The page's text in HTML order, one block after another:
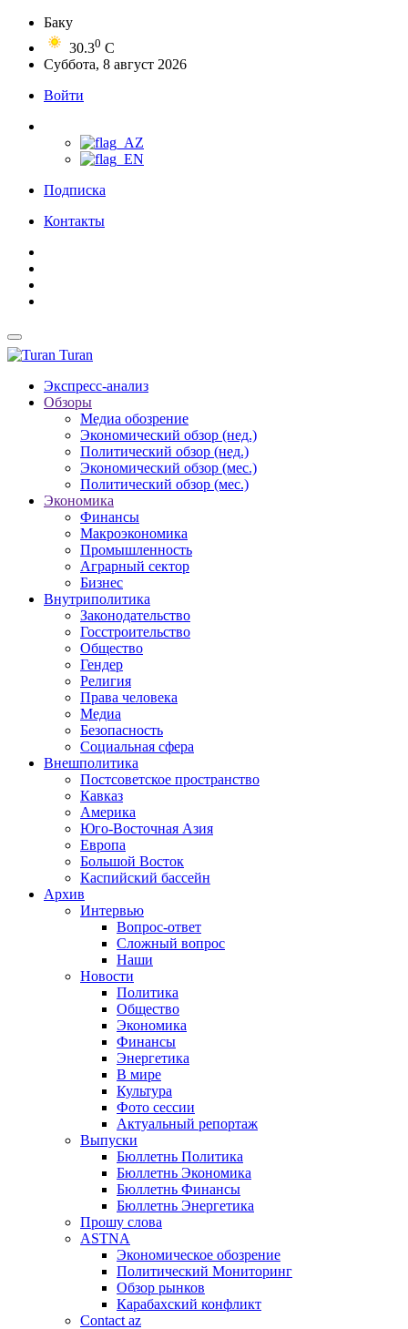
Баку
30.30 C
Суббота, 8 август 2026
Войти
Подписка
Контакты
Turan
Экспресс-анализ
Обзоры
Медиа обозрение
Экономический обзор (нед.)
Политический обзор (нед.)
Экономический обзор (мес.)
Политический обзор (мес.)
Экономика
Финансы
Макроэкономика
Промышленность
Аграрный сектор
Бизнес
Внутриполитика
Законодательство
Госстроительство
Общество
Гендер
Религия
Права человека
Медиа
Безопасность
Социальная сфера
Внешполитика
Постсоветское пространство
Кавказ
Америка
Юго-Восточная Азия
Европа
Большой Восток
Каспийский бассейн
Архив
Интервью
Вопрос-ответ
Сложный вопрос
Наши
Новости
Политика
Общество
Экономика
Финансы
Энергетика
В мире
Культура
Фото сессии
Актуальный репортаж
Выпуски
Бюллетнь Политика
Бюллетнь Экономика
Бюллетнь Финансы
Бюллетнь Энергетика
Прошу слова
ASTNA
Экономическое обозрение
Политический Мониторинг
Обзор рынков
Карабахский конфликт
Contact az